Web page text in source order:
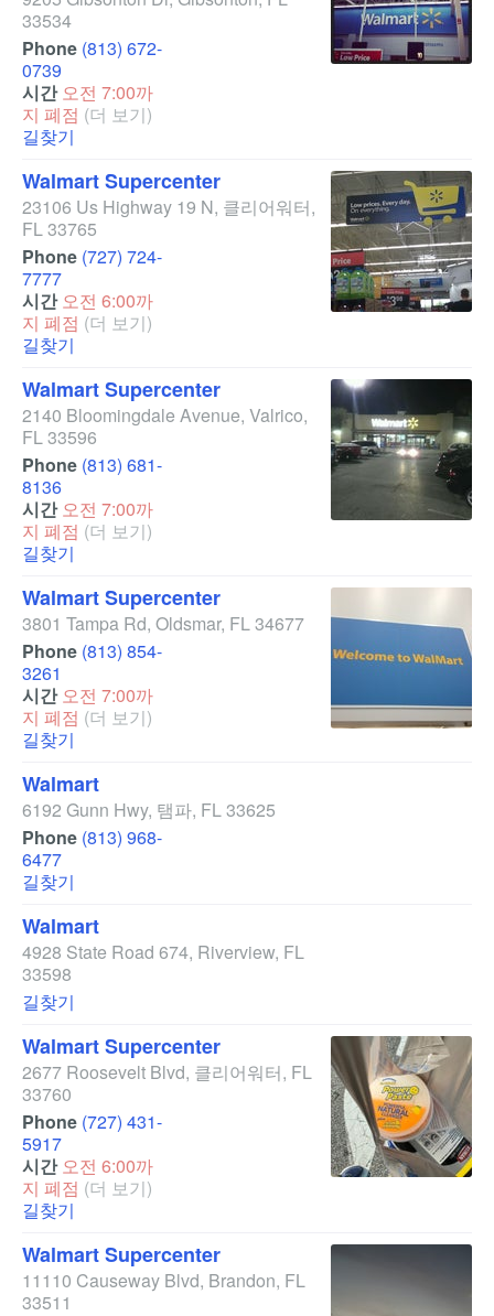
33534
Phone (813) 672-
0739
시간 오전 7:00까
지 폐점 (더 보기)
길찾기
Walmart Supercenter
23106 Us Highway 19 N, 클리어워터,
FL33765
Phone (727) 724-
7777
시간 오전 6:00까
지 폐점 (더 보기)
길찾기
Walmart Supercenter
2140 Bloomingdale Avenue, Valrico,
FL33596
Phone (813) 681-
8136
시간 오전 7:00까
지 폐점 (더 보기)
길찾기
Walmart Supercenter
3801 Tampa Rd, Oldsmar, FL34677
Phone (813) 854-
3261
시간 오전 7:00까
지 폐점 (더 보기)
길찾기
Walmart
6192 Gunn Hwy, 탬파, FL33625
Phone (813) 968-
6477
길찾기
Walmart
4928 State Road 674, Riverview, FL
33598
길찾기
Walmart Supercenter
2677 Roosevelt Blvd, 클리어워터, FL
33760
Phone (727) 431-
5917
시간 오전 6:00까
지 폐점 (더 보기)
길찾기
Walmart Supercenter
11110 Causeway Blvd, Brandon, FL
33511